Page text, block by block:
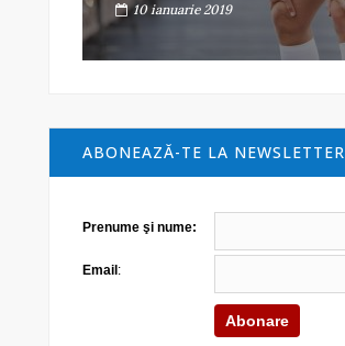
10 ianuarie 2019
ABONEAZĂ-TE LA NEWSLETTER
Prenume şi nume:
Email :